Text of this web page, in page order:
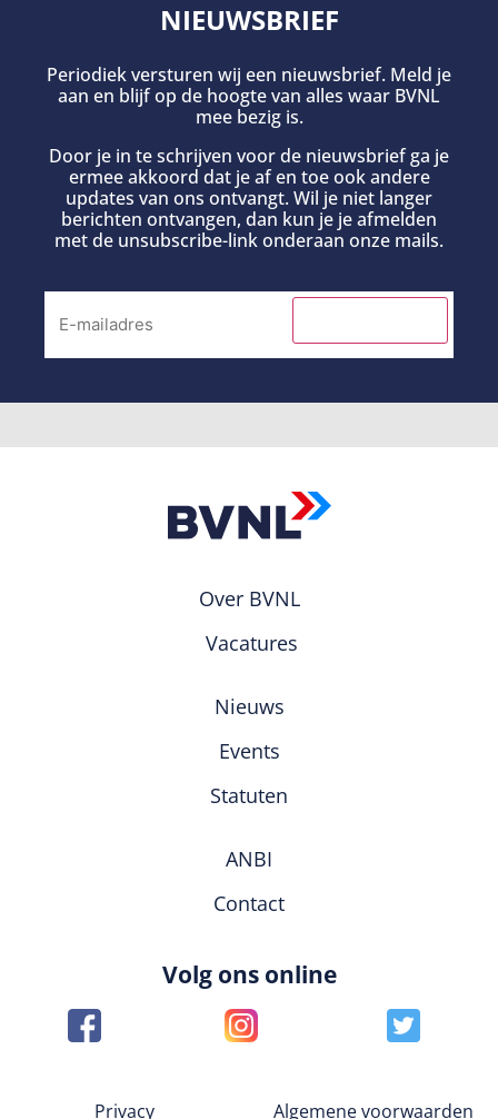
NIEUWSBRIEF
Periodiek versturen wij een nieuwsbrief. Meld je
aan en blijf op de hoogte van alles waar BVNL
mee bezig is.
Door je in te schrijven voor de nieuwsbrief ga je
ermee akkoord dat je af en toe ook andere
updates van ons ontvangt. Wil je niet langer
berichten ontvangen, dan kun je je afmelden
met de unsubscribe-link onderaan onze mails.
Over BVNL
Vacatures
Nieuws
Events
Statuten
ANBI
Contact
Volg ons online
Privacy Algemene voorwaarden